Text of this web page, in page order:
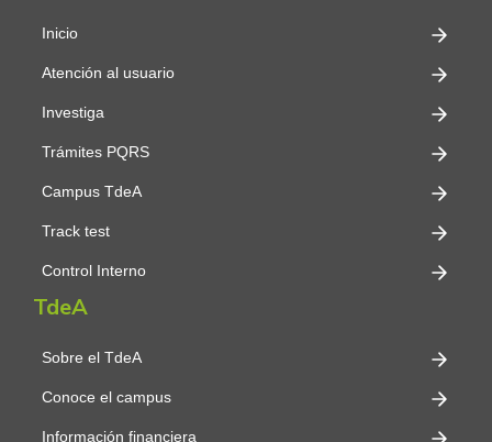
Inicio
Atención al usuario
Investiga
Trámites PQRS
Campus TdeA
Track test
Control Interno
TdeA
Sobre el TdeA
Conoce el campus
Información financiera